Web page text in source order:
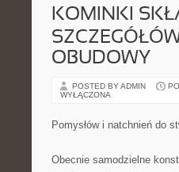
KOMINKI
OBUDOWY
POSTED BY ADMIN
WYŁĄCZONA
Pomysłów i natchnień do
Obecnie samodzielne